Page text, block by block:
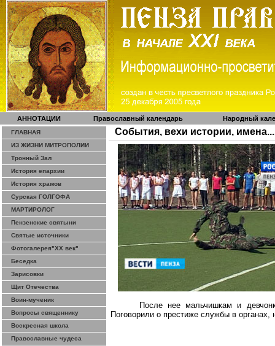
АННОТАЦИИ Православный календарь Народный
ГЛАВНАЯ
ИЗ ЖИЗНИ МИТРОПОЛИИ
Тронный Зал
История епархии
История храмов
Сурская ГОЛГОФА
МАРТИРОЛОГ
Пензенские святыни
Святые источники
Фотогалерея"ХХ век"
Беседка
Зарисовки
Щит Отечества
Воин-мученик
Вопросы священнику
Воскресная школа
Православные чудеса
События, вехи истории, имена...
После нее мальчишкам и
Поговорили о престиже службы в